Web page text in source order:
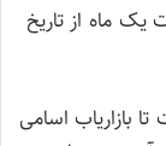
ماه از تاریخ
بازاریاب اسامی